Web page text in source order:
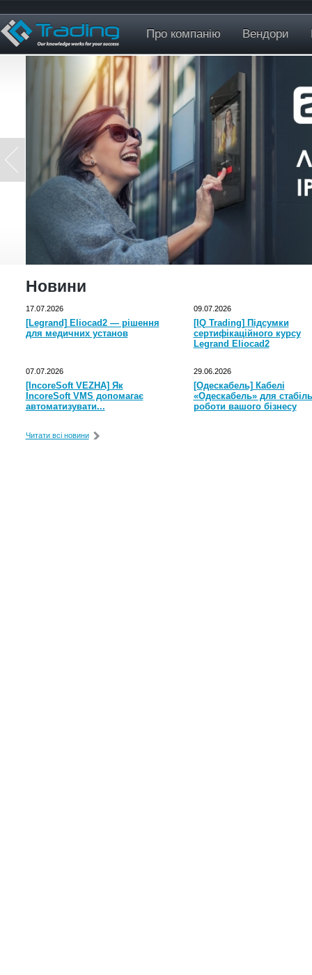
Про компанію Вендори
Новини
17.07.2026
[Legrand] Eliocad2 — рішення
для медичних установ
09.07.2026
[IQ Trading] Підсумки
сертифікаційного курсу
Legrand Eliocad2
07.07.2026
[IncoreSoft VEZHA] Як
IncoreSoft VMS допомагає
автоматизувати...
29.06.2026
[Одескабель] Кабелі
«Одескабель» для
роботи вашого бізнесу
Читати всі новини